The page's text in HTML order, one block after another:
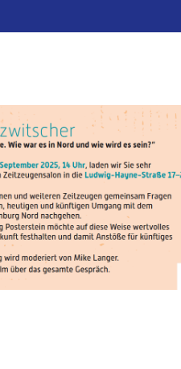
sowie
im Gespräch, mit:
Seifert, Irmgard
und Lyrik von
und Jugendliche